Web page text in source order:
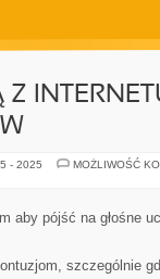
Z
- 2025
MOŻLIWOŚĆ
aby pójść na głośne
szczególnie